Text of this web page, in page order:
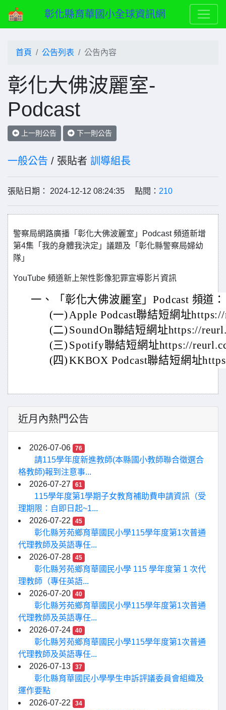
彰化縣育華國小全球資訊網
首頁 公告列表 公告內容
彰化大佛波麗室-
Podcast
上一則公告 下一則公告
一般公告 / 張貼者 訓導組長
張貼日期： 2024-12-12 08:24:35 點閱： 210
警察局網路廣播「彰化大佛波麗室」Podcast 頻道新增
第4集「我的身體我決定」議題及「彰化縣警察局婦幼
隊」
YouTube 頻道新上架性影像犯罪宣導影片資訊
一、
「彰化大佛波麗室」Podcast 頻道：
(一)Apple Podcast聯結短網址
(二) SoundOn聯結短網址https://
(三) Spotify聯結短網址https://
(四)KKBOX Podcast聯結短網址
近月內熱門公告
2026-07-06 76
請115學年度新進教師(本縣國小教師聯合徵選合
格教師)報到注意事...
2026-07-27
61
115學年度第1學期子女教育補助費申請資訊（受
理期限：自即日起~1...
2026-07-22
45
彰化縣芳苑鄉育華國民小學115學年度第1次普通
代理教師及英語專任...
2026-07-28
45
彰化縣芳苑鄉育華國民小學 115 學年度第 1 次代
理教師（專任英語...
2026-07-20
40
彰化縣芳苑鄉育華國民小學115學年度第1次普通
代理教師及英語專任...
2026-07-24
40
彰化縣芳苑鄉育華國民小學115學年度第1次普通
代理教師及英語專任...
2026-07-13
37
彰化縣育華國民小學學生申訴評議委員會組織及
運作要點
2026-07-22
34